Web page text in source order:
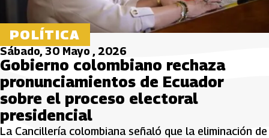
POLÍTICA
Sábado, 30 Mayo , 2026
Gobierno colombiano rechaza
pronunciamientos de Ecuador
sobre el proceso electoral
presidencial
La Cancillería colombiana señaló que la eliminación de